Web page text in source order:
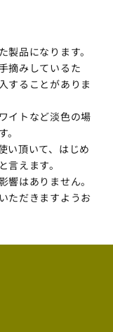
品になります。
摘みしているた
することがありま
イトなど淡色の場
い頂いて、はじめ
えます。
響はありません。
ただきますようお